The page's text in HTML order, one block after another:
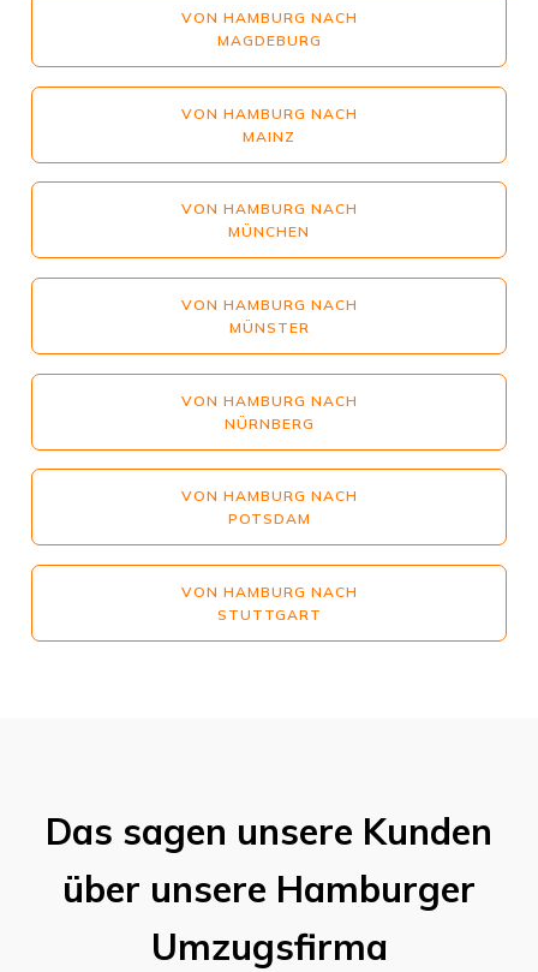
VON HAMBURG NACH
MAGDEBURG
VON HAMBURG NACH
MAINZ
VON HAMBURG NACH
MÜNCHEN
VON HAMBURG NACH
MÜNSTER
VON HAMBURG NACH
NÜRNBERG
VON HAMBURG NACH
POTSDAM
VON HAMBURG NACH
STUTTGART
Das sagen unsere Kunden
über unsere Hamburger
Umzugsfirma